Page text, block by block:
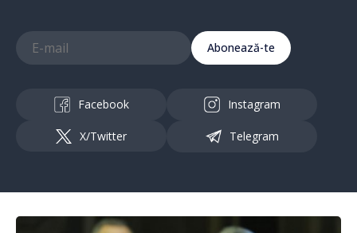
Abonează-te
Facebook Instagram
X/Twitter Telegram